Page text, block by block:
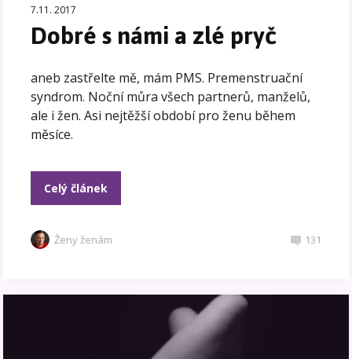
7.11. 2017
Dobré s námi a zlé pryč
aneb zastřelte mě, mám PMS. Premenstruační
syndrom. Noční můra všech partnerů, manželů,
ale i žen. Asi nejtěžší období pro ženu během
měsíce.
Celý článek
Ženy ženám 131